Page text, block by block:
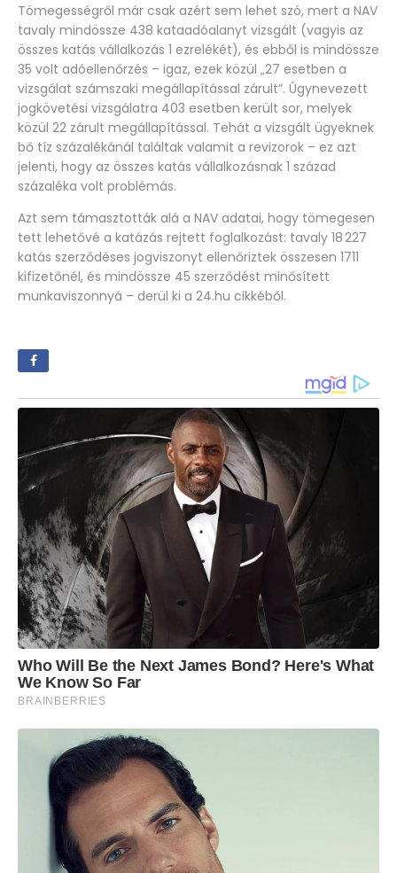
Tömegességről már csak azért sem lehet szó, mert a NAV
tavaly mindössze 438 kataadóalanyt vizsgált (vagyis az
összes katás vállalkozás 1 ezrelékét), és ebből is mindössze
35 volt adóellenőrzés – igaz, ezek közül „27 esetben a
vizsgálat számszaki megállapítással zárult”. Úgynevezett
jogkövetési vizsgálatra 403 esetben került sor, melyek
közül 22 zárult megállapítással. Tehát a vizsgált ügyeknek
bő tíz százalékánál találtak valamit a revizorok – ez azt
jelenti, hogy az összes katás vállalkozásnak 1 század
százaléka volt problémás.
Azt sem támasztották alá a NAV adatai, hogy tömegesen
tett lehetővé a katázás rejtett foglalkozást: tavaly 18 227
katás szerződéses jogviszonyt ellenőriztek összesen 1711
kifizetőnél, és mindössze 45 szerződést minősített
munkaviszonnyá – derül ki a 24.hu cikkéből.